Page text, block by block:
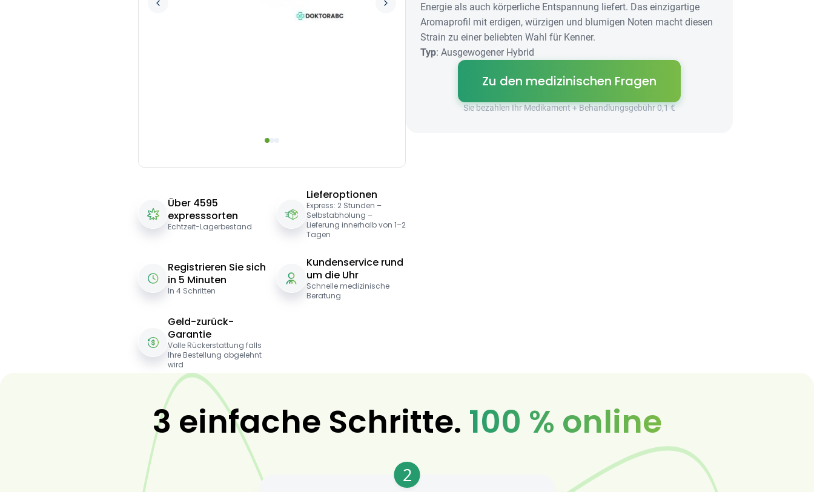
Über 4595
expresssorten
Echtzeit-Lagerbestand
Lieferoptionen
Express: 2 Stunden –
Selbstabholung –
Lieferung innerhalb von 1–2
Tagen
Registrieren Sie sich
in 5 Minuten
In 4 Schritten
Kundenservice rund
um die Uhr
Schnelle medizinische
Beratung
Geld-zurück-
Garantie
Volle Rückerstattung falls
Ihre Bestellung abgelehnt
wird
Energie als auch körperliche Entspannung liefert. Das einzigartige
Aromaprofil mit erdigen, würzigen und blumigen Noten macht diesen
Strain zu einer beliebten Wahl für Kenner.
Typ: Ausgewogener Hybrid
Zu den medizinischen Fragen
Sie bezahlen Ihr Medikament + Behandlungsgebühr 0,1 €
3 einfache Schritte. 100 % online
2